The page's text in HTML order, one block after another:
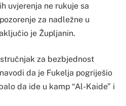
uvjerenja ne rukuje sa
za nadležne u
je Župljanin.
za bezbjednost
da je Fukelja pogriješio
da ide u kamp “Al-Kaide” i